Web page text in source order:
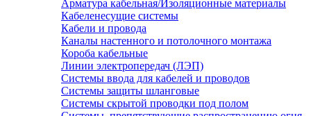
Арматура кабельная/Изоляционные материалы
Кабеленесущие системы
Кабели и провода
Каналы настенного и потолочного монтажа
Короба кабельные
Линии электропередач (ЛЭП)
Системы ввода для кабелей и проводов
Системы защиты шланговые
Системы скрытой проводки под полом